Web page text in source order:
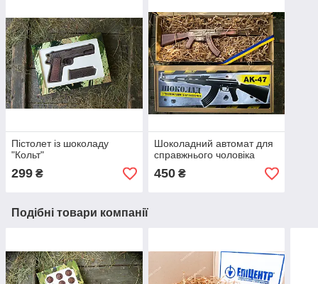
Пістолет із шоколаду
"Кольт"
299 ₴
Шоколадний автомат для
справжнього чоловіка
450₴
Подібні товари компанії